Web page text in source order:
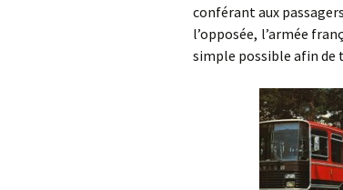
conférant aux
l’opposée, l’armée
simple possible afin de